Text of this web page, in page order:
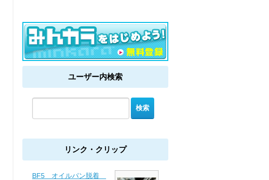
ユーザー内検索
リンク・クリップ
BF5 オイルパン脱着